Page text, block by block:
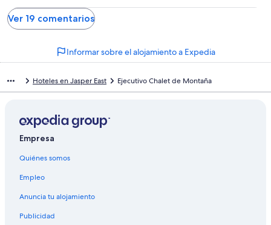
Ver 19 comentarios
Informar sobre el alojamiento a Expedia
Hoteles en Jasper East Ejecutivo Chalet de Montaña
Empresa
Quiénes somos
Empleo
Anuncia tu alojamiento
Publicidad